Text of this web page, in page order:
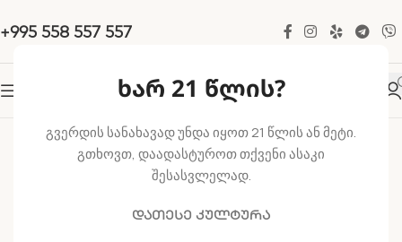
ხარ 21 წლის?
გვერდის სანახავად უნდა იყოთ 21 წლის ან მეტი.
გთხოვთ, დაადასტუროთ თქვენი ასაკი
შესასვლელად.
დათესე კულტურა
+995 558 557 557